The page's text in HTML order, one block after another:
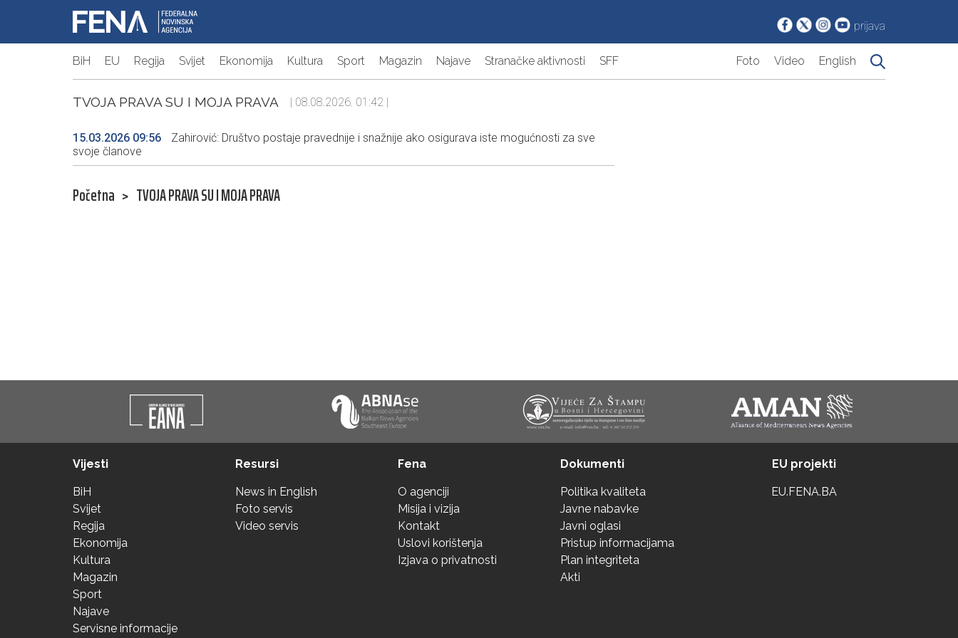
prijava
BiH EU Regija Svijet Ekonomija Kultura Sport Magazin Najave Stranačke aktivnosti SFF Foto Video English
TVOJA PRAVA SU I MOJA PRAVA | 08.08.2026. 01:42 |
15.03.2026 09:56
Zahirović: Društvo postaje pravednije i snažnije ako osigurava iste mogućnosti za sve
svoje članove
Početna > TVOJA PRAVA SU I MOJA PRAVA
Vijesti
BiH
Svijet
Regija
Ekonomija
Kultura
Magazin
Sport
Najave
Servisne informacije
Resursi
News in English
Foto servis
Video servis
Fena
O agenciji
Misija i vizija
Kontakt
Uslovi korištenja
Izjava o privatnosti
Dokumenti
Politika kvaliteta
Javne nabavke
Javni oglasi
Pristup informacijama
Plan integriteta
Akti
EU projekti
EU.FENA.BA